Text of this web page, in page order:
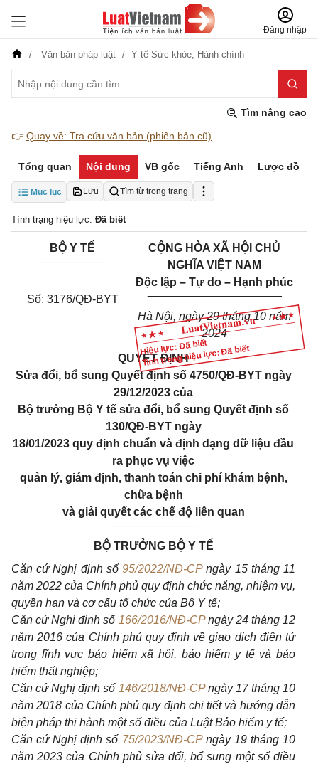
Đăng nhập
Văn bản pháp luật Y tế-Sức khỏe, Hành chính
Tìm nâng cao
👉 Quay về: Tra cứu văn bản (phiên bản cũ)
Tổng quan Nội dung VB gốc Tiếng Anh Lược đồ
Mục lục Lưu Tìm từ trong trang
Tình trạng hiệu lực: Đã biết
Hiệu lực: Đã biết
Tình trạng hiệu lực: Đã biết
BỘ Y TẾ
___________
Số: 3176/QĐ-BYT
CỘNG HÒA XÃ HỘI CHỦ
NGHĨA VIỆT NAM
Độc lập – Tự do – Hạnh phúc
________________ _____
Hà Nội, ngày29tháng10 năm
2024
QUYẾT ĐỊNH
Sửa đổi, bổ sung Quyết định số 4750/QĐ-BYT ngày
29/12/2023 của
Bộ trưởng Bộ Y tế sửa đổi, bổ sung Quyết định số
130/QĐ-BYT ngày
18/01/2023 quy định chuẩn và định dạng dữ liệu đầu
ra phục vụ việc
quản lý, giám định, thanh toán chi phí khám bệnh,
chữa bệnh
và giải quyết các chế độ liên quan
______________
BỘ TRƯỞNG BỘ Y TẾ
Căn cứ Nghị định số95/2022/NĐ-CPngày 15 tháng 11
năm 2022 của Chính phủ quy định chức năng, nhiệm vụ,
quyền hạn và cơ cấu tổchức của Bộ Y tế;
Căn cứ Nghị định số 166/2016/NĐ-CPngày 24 tháng 12
năm 2016 của Chính phủ quy định về giao dịch điện tử
trong lĩnh vực bảo hiểm xã hội, bảo hiểm y tế và bảo
hiểm thất nghiệp;
Căn cứ Nghị định số 146/2018/NĐ-CPngày 17 tháng 10
năm 2018 của Chính phủ quy định chi tiết và hướng dẫn
biện pháp thi hành một số điều của Luật Bảo hiểm y tế;
Căn cứ Nghị định số 75/2023/NĐ-CPngày 19 tháng 10
năm 2023 của Chính phủ sửa đổi, bổ sung một số điều